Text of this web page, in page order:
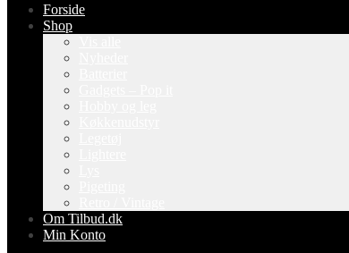
Forside
Shop
Om Tilbud.dk
Min Konto